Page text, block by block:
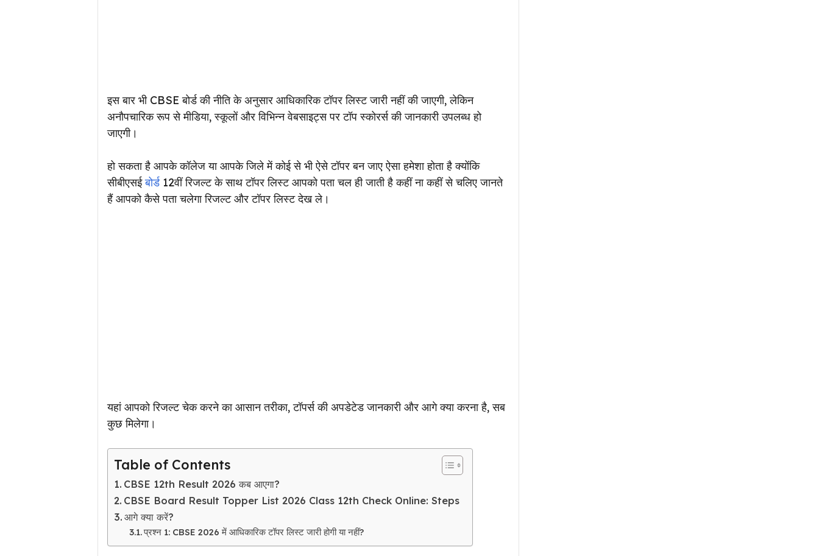
इस बार भी CBSE बोर्ड की नीति के अनुसार आधिकारिक टॉपर लिस्ट जारी नहीं की जाएगी, लेकिन
अनौपचारिक रूप से मीडिया, स्कूलों और विभिन्न वेबसाइट्स पर टॉप स्कोरर्स की जानकारी उपलब्ध हो
जाएगी।
हो सकता है आपके कॉलेज या आपके जिले में कोई से भी ऐसे टॉपर बन जाए ऐसा हमेशा होता है क्योंकि
सीबीएसईबोर्ड12वीं रिजल्ट के साथ टॉपर लिस्ट आपको पता चल ही जाती है कहीं ना कहीं से चलिए जानते
हैं आपको कैसे पता चलेगा रिजल्ट और टॉपर लिस्ट देख ले।
यहां आपको रिजल्ट चेक करने का आसान तरीका, टॉपर्स की अपडेटेड जानकारी और आगे क्या करना है, सब
कुछ मिलेगा।
Table of Contents
CBSE 12th Result 2026 कब आएगा?
CBSE Board Result Topper List 2026 Class 12th Check Online: Steps
आगे क्या करें?
प्रश्न 1: CBSE 2026 में आधिकारिक टॉपर लिस्ट जारी होगी या नहीं?